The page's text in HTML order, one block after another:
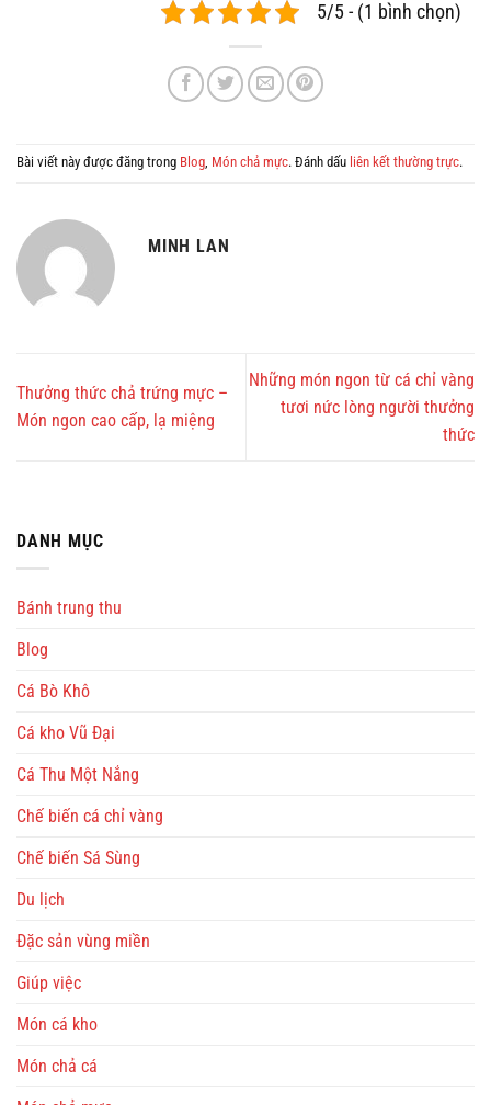
5/5 - (1 bình chọn)
Bài viết này được đăng trong Blog Món chả mực. Đánh dấu liên kết thường trực.
MINH LAN
Thưởng thức chả trứng mực –
Món ngon cao cấp, lạ miệng
Những món ngon từ cá chỉ vàng
tươi nức lòng người thưởng
thức
DANH MỤC
Bánh trung thu
Blog
Cá Bò Khô
Cá kho Vũ Đại
Cá Thu Một Nắng
Chế biến cá chỉ vàng
Chế biến Sá Sùng
Du lịch
Đặc sản vùng miền
Giúp việc
Món cá kho
Món chả cá